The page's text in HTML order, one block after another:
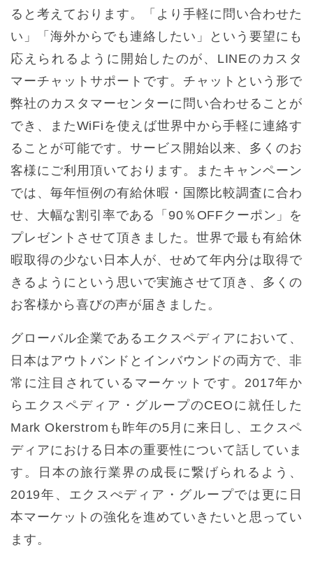
ると考えております。「より手軽に問い合わせた
い」「海外からでも連絡したい」という要望にも
応えられるように開始したのが、LINEのカスタ
マーチャットサポートです。チャットという形で
弊社のカスタマーセンターに問い合わせることが
でき、またWiFiを使えば世界中から手軽に連絡す
ることが可能です。サービス開始以来、多くのお
客様にご利用頂いております。またキャンペーン
では、毎年恒例の有給休暇・国際比較調査に合わ
せ、大幅な割引率である「90％OFFクーポン」を
プレゼントさせて頂きました。世界で最も有給休
暇取得の少ない日本人が、せめて年内分は取得で
きるようにという思いで実施させて頂き、多くの
お客様から喜びの声が届きました。
グローバル企業であるエクスペディアにおいて、
日本はアウトバンドとインバウンドの両方で、非
常に注目されているマーケットです。2017年か
らエクスペディア・グループのCEOに就任した
Mark Okerstromも昨年の5月に来日し、エクスペ
ディアにおける日本の重要性について話していま
す。日本の旅行業界の成長に繋げられるよう、
2019年、エクスぺディア・グループでは更に日
本マーケットの強化を進めていきたいと思ってい
ます。